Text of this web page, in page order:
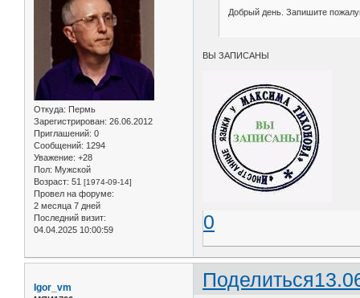
Откуда: Пермь
Зарегистрирован: 26.06.2012
Приглашений: 0
Сообщений: 1294
Уважение: +28
Пол: Мужской
Возраст: 51 [1974-09-14]
Провел на форуме:
2 месяца 7 дней
Последний визит:
04.04.2025 10:00:59
Добрый день. Запишите
ВЫ ЗАПИСАНЫ
0
Поделиться
Igor_vm